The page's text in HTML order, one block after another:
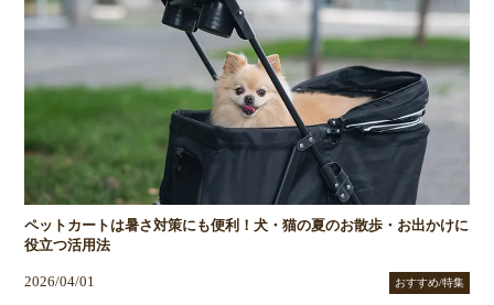
ペットカートは暑さ対策にも便利！犬・猫の夏のお散歩・お出かけに
役立つ活用法
2026/04/01 おすすめ/特集